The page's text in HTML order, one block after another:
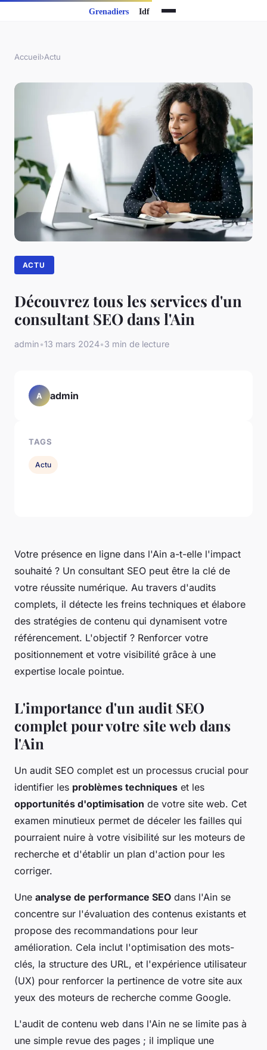
Accueil›Actu
ACTU
Découvrez tous les services d'un
consultant SEO dans l'Ain
admin•13 mars 2024•3 min de lecture
Votre présence en ligne dans l'Ain a-t-elle l'impact
souhaité ? Un consultant SEO peut être la clé de
votre réussite numérique. Au travers d'audits
complets, il détecte les freins techniques et élabore
des stratégies de contenu qui dynamisent votre
référencement. L'objectif ? Renforcer votre
positionnement et votre visibilité grâce à une
expertise locale pointue.
L'importance d'un audit SEO
complet pour votre site web dans
l'Ain
Un audit SEO complet est un processus crucial pour
identifier les problèmes techniques et les
opportunités d'optimisation de votre site web. Cet
examen minutieux permet de déceler les failles qui
pourraient nuire à votre visibilité sur les moteurs de
recherche et d'établir un plan d'action pour les
corriger.
Une analyse de performance SEO dans l'Ain se
concentre sur l'évaluation des contenus existants et
propose des recommandations pour leur
amélioration. Cela inclut l'optimisation des mots-
clés, la structure des URL, et l'expérience utilisateur
(UX) pour renforcer la pertinence de votre site aux
yeux des moteurs de recherche comme Google.
L'audit de contenu web dans l'Ain ne se limite pas à
une simple revue des pages ; il implique une
A admin
TAGS
Actu